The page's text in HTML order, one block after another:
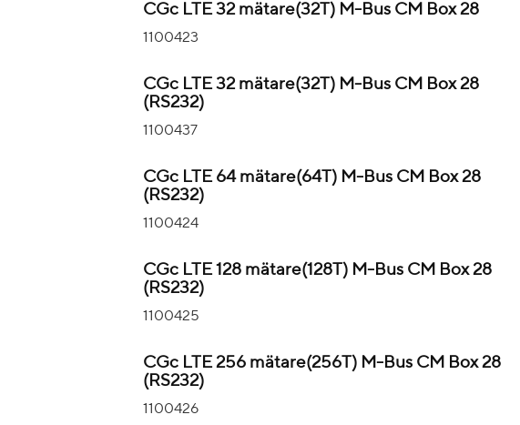
CGc LTE 32 mätare(32T) M-Bus CM Box 28
1100423
CGc LTE 32 mätare(32T) M-Bus CM Box 28
(RS232)
1100437
CGc LTE 64 mätare(64T) M-Bus CM Box 28
(RS232)
1100424
CGc LTE 128 mätare(128T) M-Bus CM Box 28
(RS232)
1100425
CGc LTE 256 mätare(256T) M-Bus CM Box 28
(RS232)
1100426